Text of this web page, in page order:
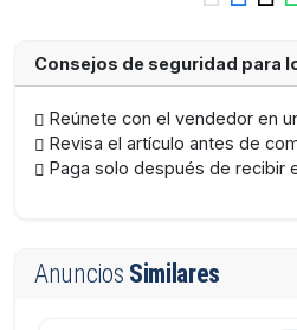
Consejos de seguridad para
Reúnete con el vendedor en
Revisa el artículo antes de
Paga solo después de recibir
Anuncios Similares